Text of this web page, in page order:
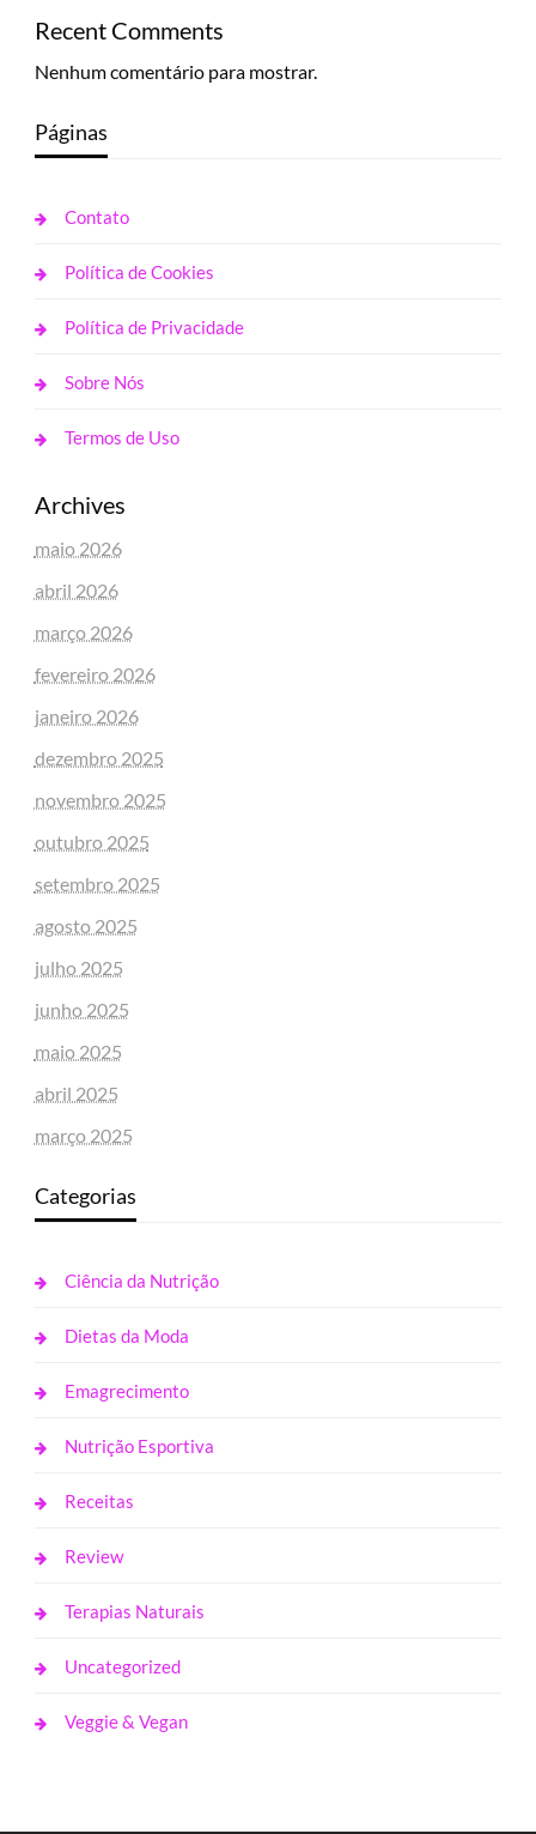
Recent Comments
Nenhum comentário para mostrar.
Páginas
Contato
Política de Cookies
Política de Privacidade
Sobre Nós
Termos de Uso
Archives
maio 2026
abril 2026
março 2026
fevereiro 2026
janeiro 2026
dezembro 2025
novembro 2025
outubro 2025
setembro 2025
agosto 2025
julho 2025
junho 2025
maio 2025
abril 2025
março 2025
Categorias
Ciência da Nutrição
Dietas da Moda
Emagrecimento
Nutrição Esportiva
Receitas
Review
Terapias Naturais
Uncategorized
Veggie & Vegan